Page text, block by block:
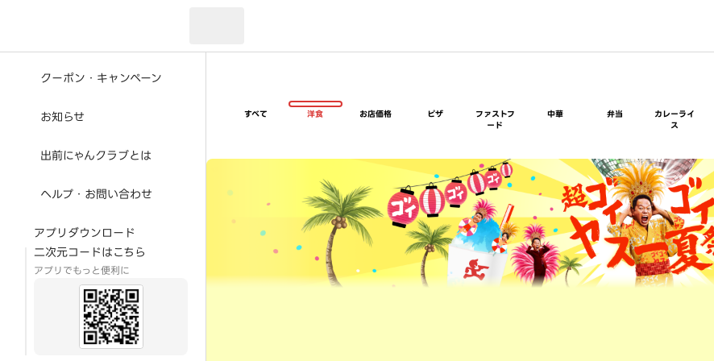
クーポン・キャンペーン
お知らせ
出前にゃんクラブとは
ヘルプ・お問い合わせ
アプリダウンロード
二次元コードはこちら
アプリでもっと便利に
すべて 洋食 お店価格 ピザ
ファストフ
ード
中華 弁当
カレーライ
ス
超ゴイゴイヤスー夏祭